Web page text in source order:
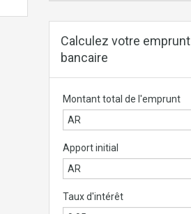
Calculez votre emprunt
bancaire
Montant total de l'emprunt
Apport initial
Taux d'intérêt